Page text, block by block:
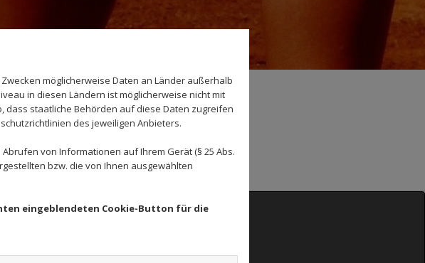
möglicherweise Daten an Länder außerhalb
in diesen Ländern ist möglicherweise nicht mit
dass staatliche Behörden auf diese Daten zugreifen
des jeweiligen Anbieters.
Abrufen von Informationen auf Ihrem Gerät (§ 25 Abs.
bzw. die von Ihnen ausgewählten
eingeblendeten Cookie-Button für die